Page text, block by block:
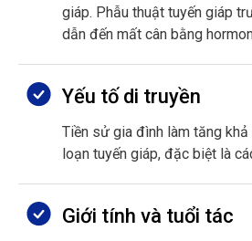
giáp. Phẫu thuật tuyến giáp
dẫn đến mất cân bằng
Yếu tố di truyền
Tiền sử gia đình làm tăng
loạn tuyến giáp, đặc biệt là
Giới tính và tuổi tác